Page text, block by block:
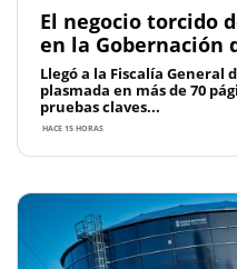
El negocio torcido
en la Gobernación
Llegó a la Fiscalía General
plasmada en más de 70
pruebas claves...
HACE 15 HORAS